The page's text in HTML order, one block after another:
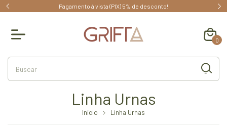
Pagamento á vista (PIX) 5% de desconto!
0
Linha Urnas
Início Linha Urnas